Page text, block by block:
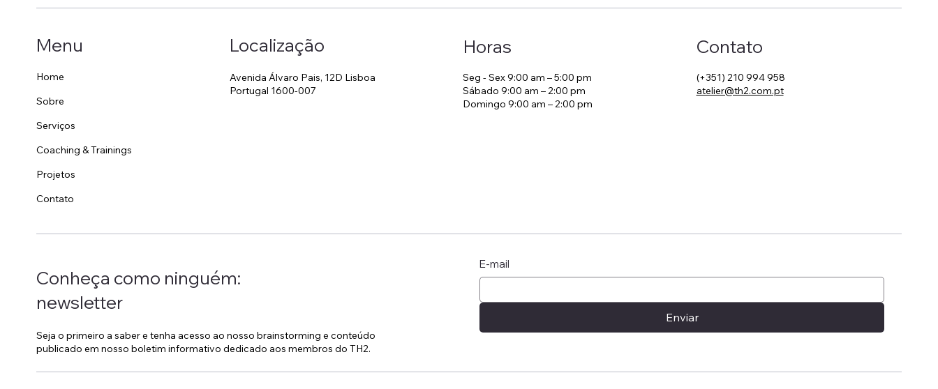
omnipresente: o papel do
de um hotel
Check-in at Home: The Art
Menu
Home
Sobre
Serviços
Coaching & Trainings
Projetos
Contato
Localização
Avenida Álvaro Pais, 12D Lisboa
Portugal 1600-007
Horas
Seg - Sex 9:00 am – 5:00 pm
Sábado 9:00 am – 2:00 pm
Domingo 9:00 am – 2:00 pm
Contato
(+351) 210 994 958
atelier@th2.com.pt
Conheça como ninguém:
newsletter
Seja o primeiro a saber e tenha acesso ao nosso brainstorming e conteúdo
publicado em nosso boletim informativo dedicado aos membros do TH2.
E-mail
Enviar